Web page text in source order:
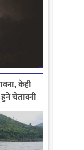
केही
हुने चेतावनी